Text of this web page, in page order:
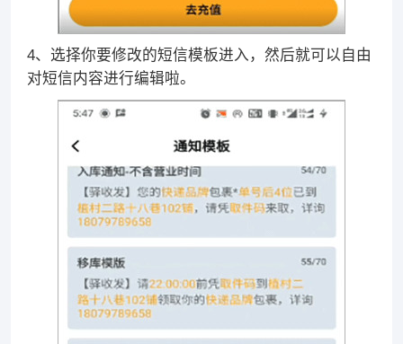
4、选择你要修改的短信模板进入，然后就可以自由
对短信内容进行编辑啦。